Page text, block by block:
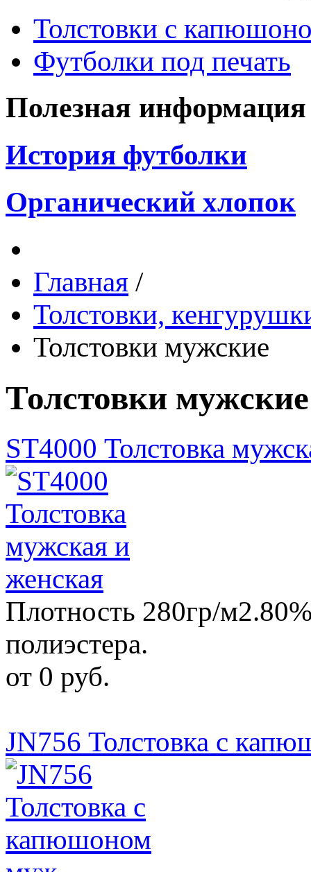
Толстовки с
Футболки под печать
Полезная информация
История футболки
Органический хлопок
Главная /
Толстовки,
Толстовки мужские
Толстовки мужские
ST4000 Толстовка
Плотность 280гр/
полиэстера.
от 0 руб.
JN756 Толстовка с